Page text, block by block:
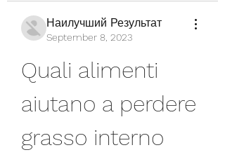
Наилучший Результат
September 8, 2023
Quali alimenti
aiutano a perdere
grasso interno